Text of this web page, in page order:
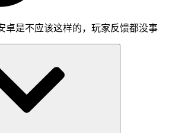
卓是不应该这样的，玩家反馈都没事